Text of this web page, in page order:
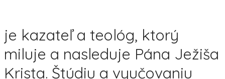
je kazateľ a teológ, ktorý
miluje a nasleduje Pána Ježiša
Krista. Štúdiu a vyučovaniu